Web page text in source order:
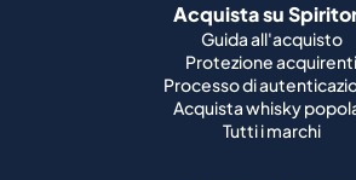
Acquista su
Guida all'acquisto
Protezione acquirenti
Processo di
Acquista whisky
Tutti i marchi